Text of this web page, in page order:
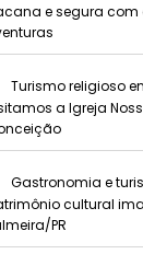
e segura com
Turismo religioso
a Igreja
Gastronomia e
cultural
PR